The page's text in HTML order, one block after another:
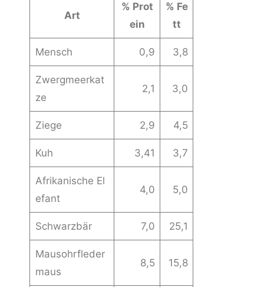
Art
% Prot
ein
% Fe
tt
Mensch 0,9 3,8
Zwergmeerkat
ze
2,1 3,0
Ziege 2,9 4,5
Kuh 3,41 3,7
Afrikanische El
efant
4,0 5,0
Schwarzbär 7,0 25,1
Mausohrfleder
maus
8,5 15,8